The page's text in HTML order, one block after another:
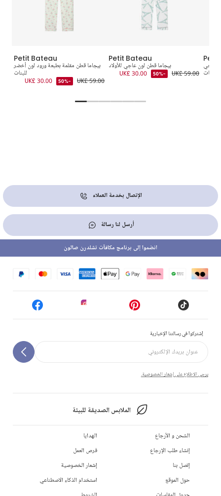
Petit Bateau
بيجاما قطن مقلمة بطبعة ورود لون أخضر
للبنات
UK£ 59.00
-50%
UK£ 30.00
Petit Bateau
بيجاما قطن لون عاجي للأولاد
UK£ 59.00
-50%
UK£ 30.00
عاجي
للبنات
الإتصال بخدمة العملاء
أرسل لنا رسالة
إشتركوا في رسالتنا الإخبارية
يرجى الاطلاع على إشعار الخصوصية.
الملابس الصديقة للبيئة
انضموا إلى برنامج مكافآت تشلدرن صالون
الشحن و الأرجاع
إنشاء طلب الإرجاع
إتصل بنا
حول الموقع
الهدايا
فرص العمل
إشعار الخصوصية
استخدام الذكاء الاصطناعي